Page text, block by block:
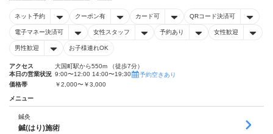
ネット予約 クーポン有 カード可 QRコード決済可
電子マネー決済可 女性スタッフ 予約あり 女性歓迎
男性歓迎 お子様連れOK
アクセス
大国町駅から550m （徒歩7分）
本日の営業状況 9:00〜12:00 14:00〜19:30
予約空きあり
価格帯
￥2,000〜￥3,000
メニュー
鍼灸
鍼(はり)施術